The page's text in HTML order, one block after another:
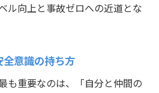
ル向上と事故ゼロへの近道とな
意識の持ち方
も重要なのは、「自分と仲間の